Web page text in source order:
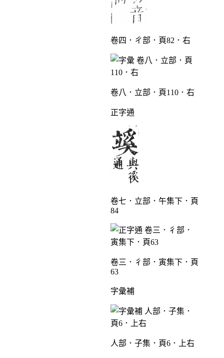
卷四．ㄔ部．頁82．右
卷八．立部．頁110．右
正字通
卷七．立部．午集下．頁
84
卷三．彳部．寅集下．頁
63
字彙補
人部．子集．頁6．上右